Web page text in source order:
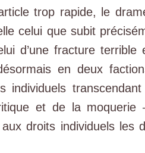
trop rapide, le
celui que subit
d’une fracture
en deux
individuels
et de la
aux droits individuels